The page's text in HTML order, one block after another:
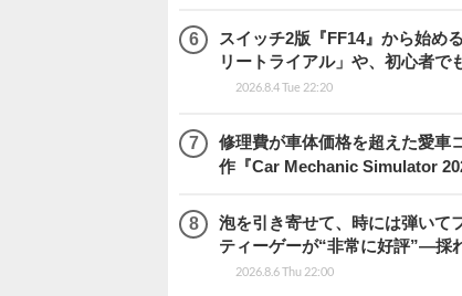
スイッチ2版『FF14』から始め
リートライアル」や、初心者で
2026.8.4 Tue 22:20
修理費が車体価格を超えた愛車
作『Car Mechanic Simulator
泡を引き寄せて、時には弾いて
ティーゲーが“非常に好評”―採
2026.8.6 Thu 22:00